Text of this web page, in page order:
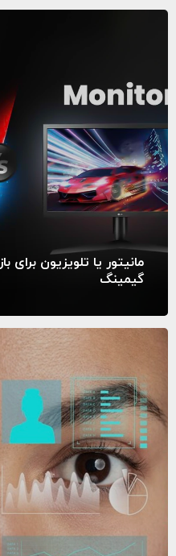
مانیتور یا تلویزیون
گیمینگ